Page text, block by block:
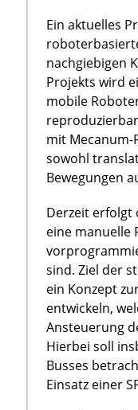
Ein aktuelles
nachgiebigen
Projekts wird
mobile
mit Mecanum-
sowohl
Bewegungen
Derzeit erfolgt
eine manuelle
sind. Ziel der
ein Konzept
entwickeln,
Ansteuerung
Hierbei soll
Busses
Einsatz einer